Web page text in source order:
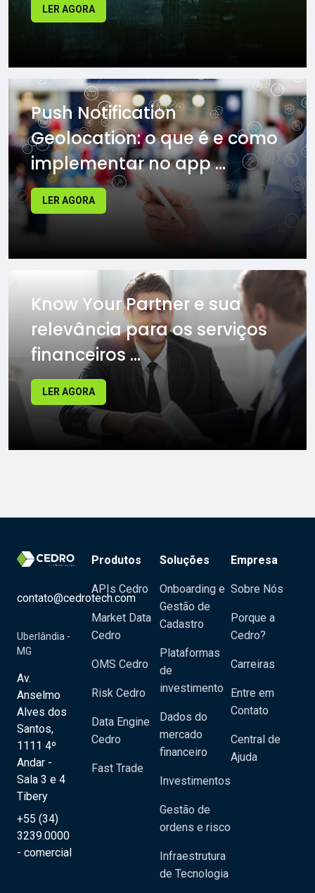
LER AGORA
Push Notification
Geolocation: o que é e como
implementar no app ...
LER AGORA
Know Your Partner e sua
relevância para os serviços
financeiros ...
LER AGORA
contato@cedrotech.com
Uberlândia -
MG
Av.
Anselmo
Alves dos
Santos,
1111 4º
Andar -
Sala 3 e 4
Tibery
+55 (34)
3239.0000
- comercial
Produtos
APIs Cedro
Market Data
Cedro
OMS Cedro
Risk Cedro
Data Engine
Cedro
Fast Trade
Soluções
Onboarding e
Gestão de
Cadastro
Plataformas
de
investimento
Dados do
mercado
financeiro
Investimentos
Gestão de
ordens e risco
Infraestrutura
de Tecnologia
Empresa
Sobre Nós
Porque a
Cedro?
Carreiras
Entre em
Contato
Central de
Ajuda